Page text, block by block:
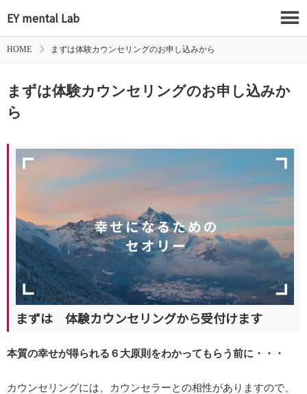
EY mental Lab
HOME まずは体験カウンセリングのお申し込みから
まずは体験カウンセリングのお申し込みか
ら
まずは 体験カウンセリングから受付けます
本質の幸せが得られる６大原則をわかってもらう前に・・・
カウンセリングには、カウンセラーとの相性がありますので、